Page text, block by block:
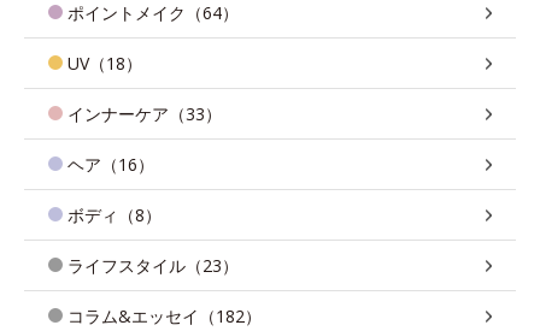
ポイントメイク（64）
UV（18）
インナーケア（33）
ヘア（16）
ボディ（8）
ライフスタイル（23）
コラム&エッセイ（182）